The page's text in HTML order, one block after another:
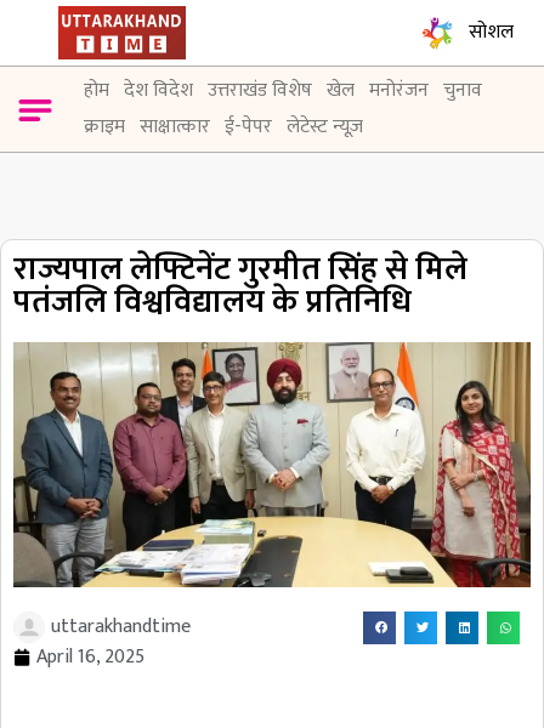
सोशल
होम देश विदेश उत्तराखंड विशेष खेल मनोरंजन चुनाव
क्राइम साक्षात्कार ई-पेपर लेटेस्ट न्यूज़
राज्यपाल लेफ्टिनेंट गुरमीत सिंह से मिले
पतंजलि विश्वविद्यालय के प्रतिनिधि
uttarakhandtime
April 16, 2025